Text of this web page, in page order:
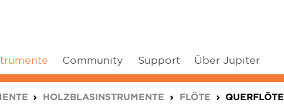
Community Support Über Jupiter
HOLZBLASINSTRUMENTE FLÖTE QUERFLÖTE